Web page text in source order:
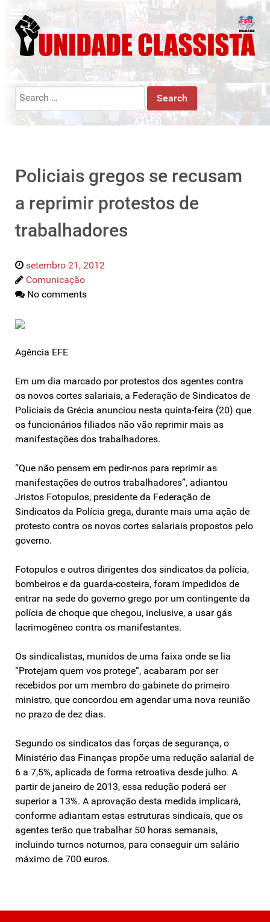
Search
Policiais gregos se recusam
a reprimir protestos de
trabalhadores
setembro 21, 2012
Comunicação
No comments
Agência EFE
Em um dia marcado por protestos dos agentes contra
os novos cortes salariais, a Federação de Sindicatos de
Policiais da Grécia anunciou nesta quinta-feira (20) que
os funcionários filiados não vão reprimir mais as
manifestações dos trabalhadores.
“Que não pensem em pedir-nos para reprimir as
manifestações de outros trabalhadores”, adiantou
Jristos Fotopulos, presidente da Federação de
Sindicatos da Polícia grega, durante mais uma ação de
protesto contra os novos cortes salariais propostos pelo
governo.
Fotopulos e outros dirigentes dos sindicatos da polícia,
bombeiros e da guarda-costeira, foram impedidos de
entrar na sede do governo grego por um contingente da
polícia de choque que chegou, inclusive, a usar gás
lacrimogêneo contra os manifestantes.
Os sindicalistas, munidos de uma faixa onde se lia
“Protejam quem vos protege”, acabaram por ser
recebidos por um membro do gabinete do primeiro
ministro, que concordou em agendar uma nova reunião
no prazo de dez dias.
Segundo os sindicatos das forças de segurança, o
Ministério das Finanças propõe uma redução salarial de
6 a 7,5%, aplicada de forma retroativa desde julho. A
partir de janeiro de 2013, essa redução poderá ser
superior a 13%. A aprovação desta medida implicará,
conforme adiantam estas estruturas sindicais, que os
agentes terão que trabalhar 50 horas semanais,
incluindo turnos noturnos, para conseguir um salário
máximo de 700 euros.